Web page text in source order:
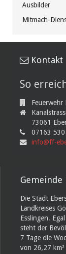
Ausbilder
Mitmach-
Kontakt
So
Feuerwehr
73061
07163
info@ff-
Gemeinde
Die Stadt
Landkreises
Esslingen.
steht der
7 Tage die
von 26,27